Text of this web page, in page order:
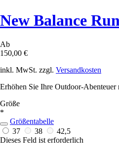
New Balance
Ab
150,00 €
inkl. MwSt. zzgl. Versandkosten
Erhöhen Sie Ihre Outdoor-
Größe
*
Größentabelle
37
38
42,5
Dieses Feld ist erforderlich